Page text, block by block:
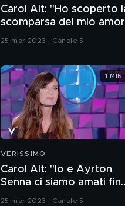
Carol Alt: "Ho scoperto
scomparsa del mio
Senna in tv"
25 mar 2023 | Canale 5
VERISSIMO
Carol Alt: "Io e Ayrton
Senna ci siamo amati
alla sua scomparsa"
25 mar 2023 | Canale 5
1 MIN